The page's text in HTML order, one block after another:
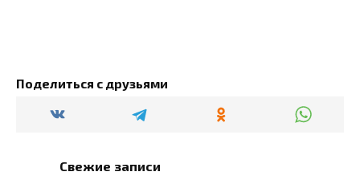
Поделиться с друзьями
Свежие записи